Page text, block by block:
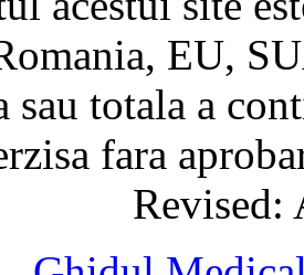
EU,
sau totala a
fara
Revised: